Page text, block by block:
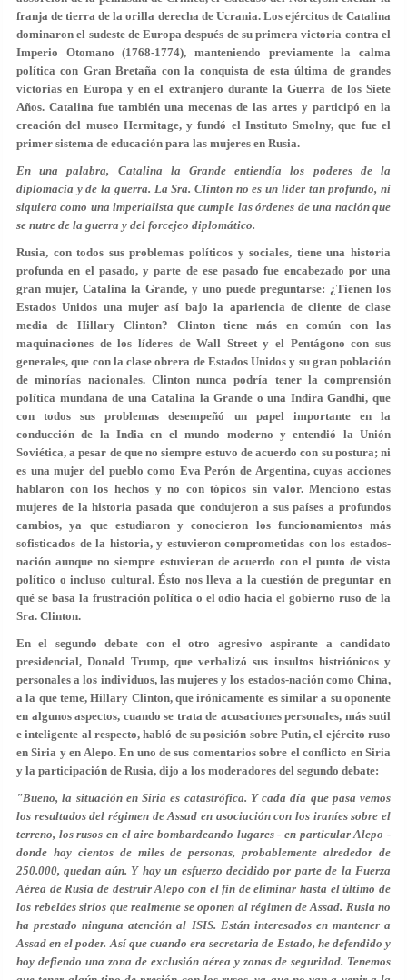
franja de tierra de la orilla derecha de Ucrania. Los ejércitos de Catalina
dominaron el sudeste de Europa después de su primera victoria contra el
Imperio Otomano (1768-1774), manteniendo previamente la calma
política con Gran Bretaña con la conquista de esta última de grandes
victorias en Europa y en el extranjero durante la Guerra de los Siete
Años. Catalina fue también una mecenas de las artes y participó en la
creación del museo Hermitage, y fundó el Instituto Smolny, que fue el
primer sistema de educación para las mujeres en Rusia.
En una palabra, Catalina la Grande entiendía los poderes de la
diplomacia y de la guerra. La Sra. Clinton no es un líder tan profundo, ni
siquiera como una imperialista que cumple las órdenes de una nación que
se nutre de la guerra y del forcejeo diplomático.
Rusia, con todos sus problemas políticos y sociales, tiene una historia
profunda en el pasado, y parte de ese pasado fue encabezado por una
gran mujer, Catalina la Grande, y uno puede preguntarse: ¿Tienen los
Estados Unidos una mujer así bajo la apariencia de cliente de clase
media de Hillary Clinton? Clinton tiene más en común con las
maquinaciones de los líderes de Wall Street y el Pentágono con sus
generales, que con la clase obrera de Estados Unidos y su gran población
de minorías nacionales. Clinton nunca podría tener la comprensión
política mundana de una Catalina la Grande o una Indira Gandhi, que
con todos sus problemas desempeñó un papel importante en la
conducción de la India en el mundo moderno y entendió la Unión
Soviética, a pesar de que no siempre estuvo de acuerdo con su postura; ni
es una mujer del pueblo como Eva Perón de Argentina, cuyas acciones
hablaron con los hechos y no con tópicos sin valor. Menciono estas
mujeres de la historia pasada que condujeron a sus países a profundos
cambios, ya que estudiaron y conocieron los funcionamientos más
sofisticados de la historia, y estuvieron comprometidas con los estados-
nación aunque no siempre estuvieran de acuerdo con el punto de vista
político o incluso cultural. Ésto nos lleva a la cuestión de preguntar en
qué se basa la frustración política o el odio hacia el gobierno ruso de la
Sra. Clinton.
En el segundo debate con el otro agresivo aspirante a candidato
presidencial, Donald Trump, que verbalizó sus insultos histriónicos y
personales a los individuos, las mujeres y los estados-nación como China,
a la que teme, Hillary Clinton, que irónicamente es similar a su oponente
en algunos aspectos, cuando se trata de acusaciones personales, más sutil
e inteligente al respecto, habló de su posición sobre Putin, el ejército ruso
en Siria y en Alepo. En uno de sus comentarios sobre el conflicto en Siria
y la participación de Rusia, dijo a los moderadores del segundo debate:
"Bueno, la situación en Siria es catastrófica. Y cada día que pasa vemos
los resultados del régimen de Assad en asociación con los iraníes sobre el
terreno, los rusos en el aire bombardeando lugares - en particular Alepo -
donde hay cientos de miles de personas, probablemente alrededor de
250.000, quedan aún. Y hay un esfuerzo decidido por parte de la Fuerza
Aérea de Rusia de destruir Alepo con el fin de eliminar hasta el último de
los rebeldes sirios que realmente se oponen al régimen de Assad. Rusia no
ha prestado ninguna atención al ISIS. Están interesados en mantener a
Assad en el poder. Así que cuando era secretaria de Estado, he defendido y
hoy defiendo una zona de exclusión aérea y zonas de seguridad. Tenemos